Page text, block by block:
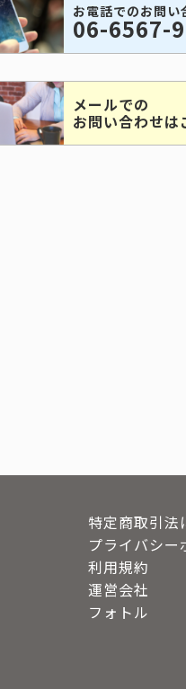
お電話でのお問い
06-6567-
メールでの
お問い合わせは
特定商取引法
プライバシー
利用規約
運営会社
フォトル